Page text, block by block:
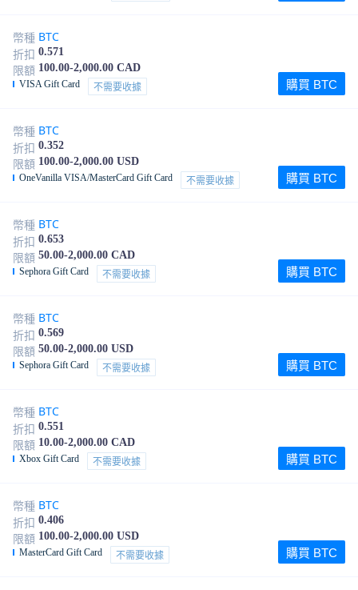
幣種 BTC
折扣 0.571
限額 100.00-2,000.00 CAD
VISA Gift Card 不需要收據 購買 BTC
幣種 BTC
折扣 0.352
限額 100.00-2,000.00 USD
OneVanilla VISA/MasterCard Gift Card 不需要收據 購買 BTC
幣種 BTC
折扣 0.653
限額 50.00-2,000.00 CAD
Sephora Gift Card 不需要收據 購買 BTC
幣種 BTC
折扣 0.569
限額 50.00-2,000.00 USD
Sephora Gift Card 不需要收據 購買 BTC
幣種 BTC
折扣 0.551
限額 10.00-2,000.00 CAD
Xbox Gift Card 不需要收據 購買 BTC
幣種 BTC
折扣 0.406
限額 100.00-2,000.00 USD
MasterCard Gift Card 不需要收據 購買 BTC